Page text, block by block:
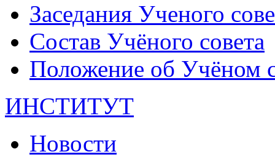
Заседания Ученого
Состав Учёного совета
Положение об Учёном
ИНСТИТУТ
Новости